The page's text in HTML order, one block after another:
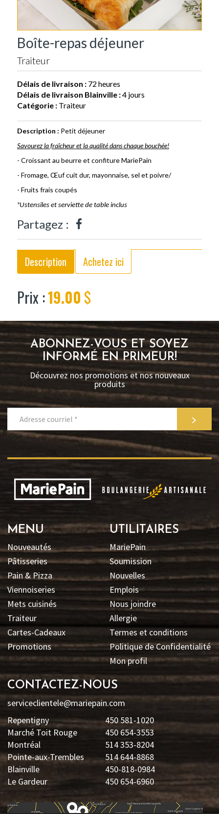
Boîte-repas déjeuner
Traiteur
Délais de livraison : 72 heures
Délais de livraison Blainville :4 jours
Catégorie : Traiteur
Description : Petit déjeuner
Savourez la fraîcheur et la qualité dans chaque bouchée!
- Croissant au beurre et confiture MariePain
- Fromage, Œuf cuit dur, mayonnaise, sel et poivre/
- Fruits frais coupés
*Ustensiles et serviette de table inclus
Partagez :
Description Achetez ici
Prix :19.00 $
ABONNEZ-VOUS ET SOYEZ
INFORMÉ EN PRIMEUR!
Découvrez nos promotions et nos nouveaux
produits
>
MENU
Nouveautés
Pâtisseries
Pain & Pizza
Viennoiseries
Mets cuisinés
Traiteur
Cartes-Cadeaux
Promotions
UTILITAIRES
MariePain
Soumission
Nouvelles
Emplois
Nous joindre
Allergie
Termes et conditions
Politique de Confidentialité
Mon profil
CONTACTEZ-NOUS
serviceclientele@mariepain.com
Repentigny
450 581-1020
Marché Toit Rouge
450 654-3553
Montréal
514 353-8204
Pointe-aux-Trembles
514 644-8868
Blainville
450-818-0984
Le Gardeur
450 654-6960